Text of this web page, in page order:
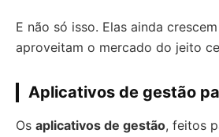
E não só isso. Elas ainda
aproveitam o mercado do jeito
Aplicativos de gestão
Os aplicativos de gestão, feitos